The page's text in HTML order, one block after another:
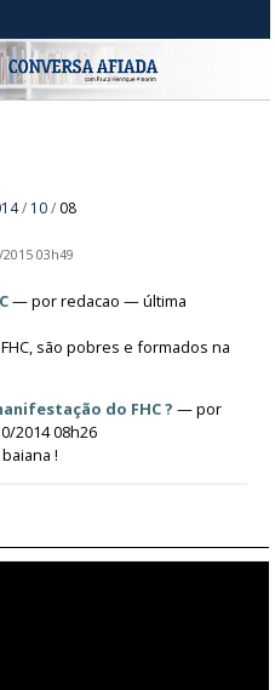
/ 10 / 08
03h49
—porredacao — última
são pobres e formados na
do FHC ? —por
2014 08h26
!